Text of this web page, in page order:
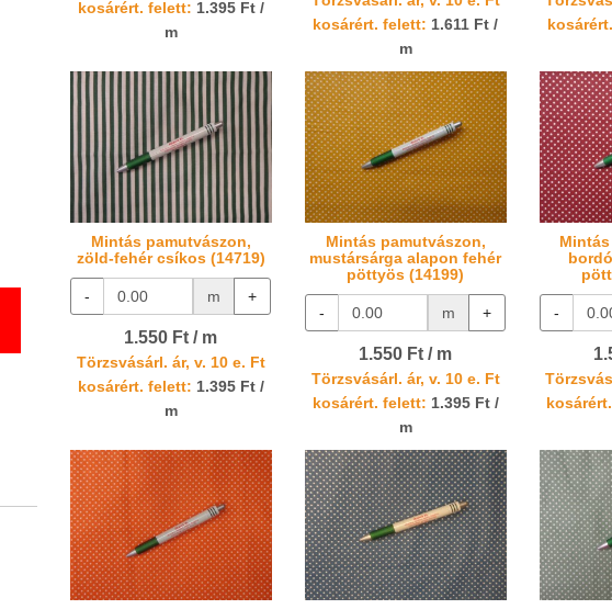
kosárért. felett: 1.395 Ft /
m
kosárért. felett: 1.611 Ft /
m
Mintás pamutvászon,
zöld-fehér csíkos (14719)
- m +
1.550 Ft / m
Törzsvásárl. ár, v. 10 e. Ft
kosárért. felett: 1.395 Ft /
m
Mintás pamutvászon,
mustársárga alapon fehér
pöttyös (14199)
- m +
1.550 Ft / m
Törzsvásárl. ár, v. 10 e. Ft
kosárért. felett: 1.395 Ft /
m
-